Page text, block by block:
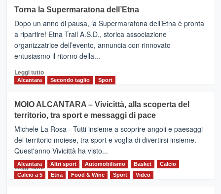
BROOKS
SuperMaratona
dell’Etna,
presentata
l’edizione
2026
Torna la Supermaratona dell’Etna
Dopo un anno di pausa, la Supermaratona dell’Etna è pronta
a ripartire! Etna Trail A.S.D., storica associazione
organizzatrice dell’evento, annuncia con rinnovato
entusiasmo il ritorno della...
Leggi tuttoLeggi
Torna
la
Supermaratona
dell’Etna
Alcantara Secondo taglio Sport
MOIO ALCANTARA – Vivicittà, alla scoperta del
territorio, tra sport e messaggi di pace
Michele La Rosa - Tutti insieme a scoprire angoli e paesaggi
del territorio moiese, tra sport e voglia di divertirsi insieme.
Quest'anno Vivicittà ha visto...
Leggi tutto Leggi
Alcantara Altri sport Automobilismo Basket
Calcio
Calcio a 5
Etna Food & Wine Sport Video